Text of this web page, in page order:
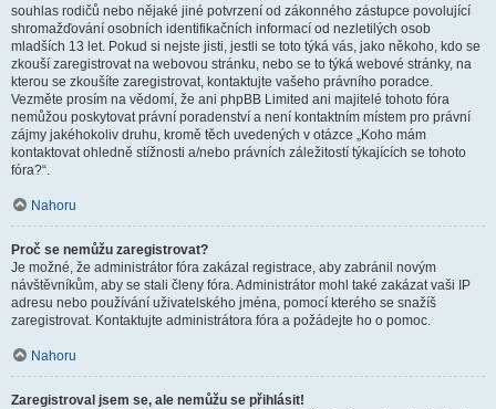
souhlas rodičů nebo nějaké jiné potvrzení od zákonného zástupce povolující
shromažďování osobních identifikačních informací od nezletilých osob
mladších 13 let. Pokud si nejste jisti, jestli se toto týká vás, jako někoho, kdo se
zkouší zaregistrovat na webovou stránku, nebo se to týká webové stránky, na
kterou se zkoušíte zaregistrovat, kontaktujte vašeho právního poradce.
Vezměte prosím na vědomí, že ani phpBB Limited ani majitelé tohoto fóra
nemůžou poskytovat právní poradenství a není kontaktním místem pro právní
zájmy jakéhokoliv druhu, kromě těch uvedených v otázce „Koho mám
kontaktovat ohledně stížnosti a/nebo právních záležitostí týkajících se tohoto
fóra?“.
Nahoru
Proč se nemůžu zaregistrovat?
Je možné, že administrátor fóra zakázal registrace, aby zabránil novým
návštěvníkům, aby se stali členy fóra. Administrátor mohl také zakázat vaši IP
adresu nebo používání uživatelského jména, pomocí kterého se snažíš
zaregistrovat. Kontaktujte administrátora fóra a požádejte ho o pomoc.
Nahoru
Zaregistroval jsem se, ale nemůžu se přihlásit!